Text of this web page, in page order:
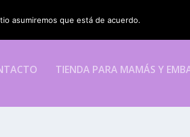
TIENDA PARA MAMÁS Y
asumiremos que está de acuerdo.